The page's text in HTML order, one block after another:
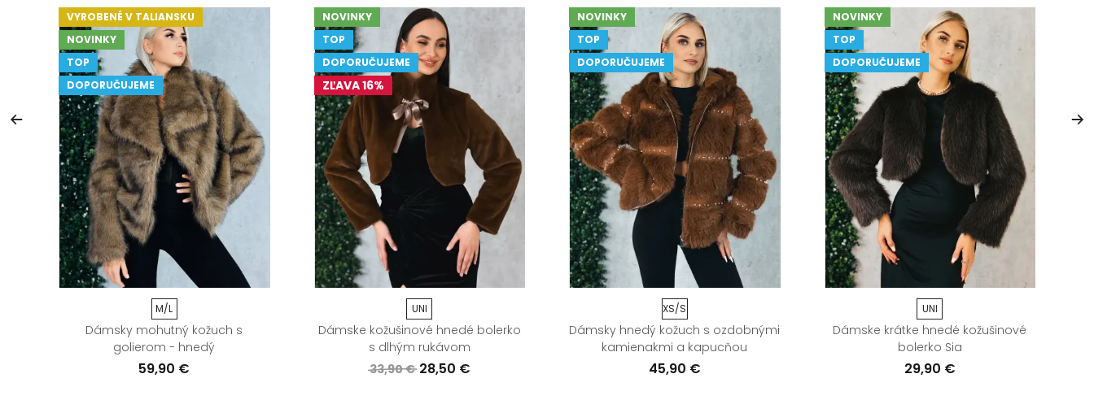
VYROBENÉ V TALIANSKU
NOVINKY
TOP
DOPORUČUJEME
M/L
Dámsky mohutný kožuch s
golierom - hnedý
59,90 €
NOVINKY
TOP
DOPORUČUJEME
ZĽAVA 16%
UNI
Dámske kožušinové hnedé bolerko
s dlhým rukávom
33,90 € 28,50 €
NOVINKY
TOP
DOPORUČUJEME
XS/S
Dámsky hnedý kožuch s ozdobnými
kamienakmi a kapucňou
45,90 €
NOVINKY
TOP
DOPORUČUJEME
UNI
Dámske krátke hnedé kožušinové
bolerko Sia
29,90 €